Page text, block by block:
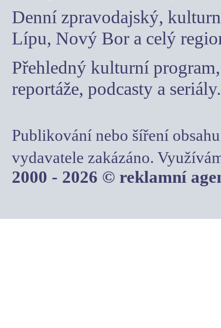
Denní zpravodajský,
Lípu, Nový Bor a celý
Přehledný kulturní
reportáže, podcasty a seriály.
Publikování nebo šíření
vydavatele zakázáno.
2000 - 2026 © reklamní